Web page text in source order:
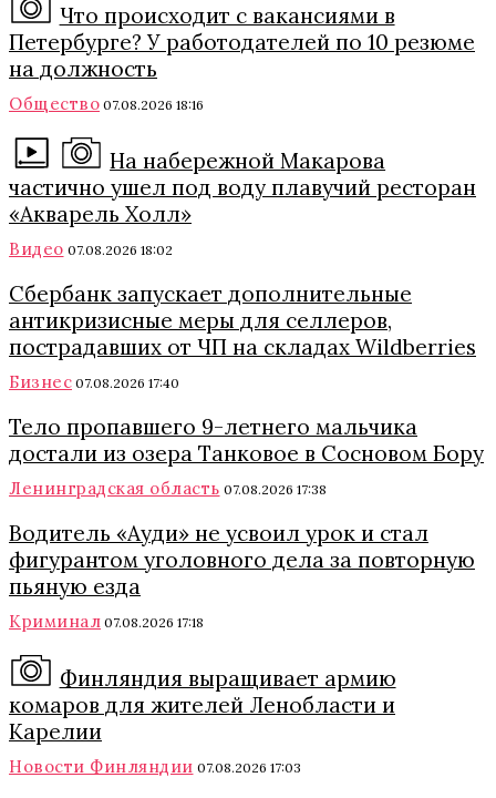
Что происходит с вакансиями в
Петербурге? У работодателей по 10 резюме
на должность
Общество 07.08.2026 18:16
На набережной Макарова
частично ушел под воду плавучий ресторан
«Акварель Холл»
Видео 07.08.2026 18:02
Сбербанк запускает дополнительные
антикризисные меры для селлеров,
пострадавших от ЧП на складах Wildberries
Бизнес 07.08.2026 17:40
Тело пропавшего 9-летнего мальчика
достали из озера Танковое в Сосновом Бору
Ленинградская область 07.08.2026 17:38
Водитель «Ауди» не усвоил урок и стал
фигурантом уголовного дела за повторную
пьяную езда
Криминал 07.08.2026 17:18
Финляндия выращивает армию
комаров для жителей Ленобласти и
Карелии
Новости Финляндии 07.08.2026 17:03